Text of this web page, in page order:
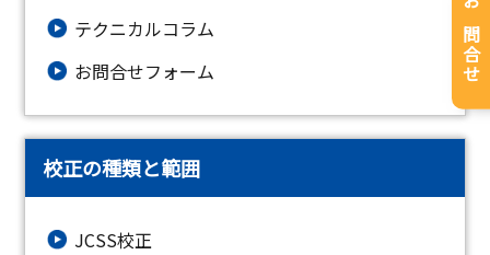
テクニカルコラム
お問合せフォーム
校正の種類と範囲
JCSS校正
お問合せ